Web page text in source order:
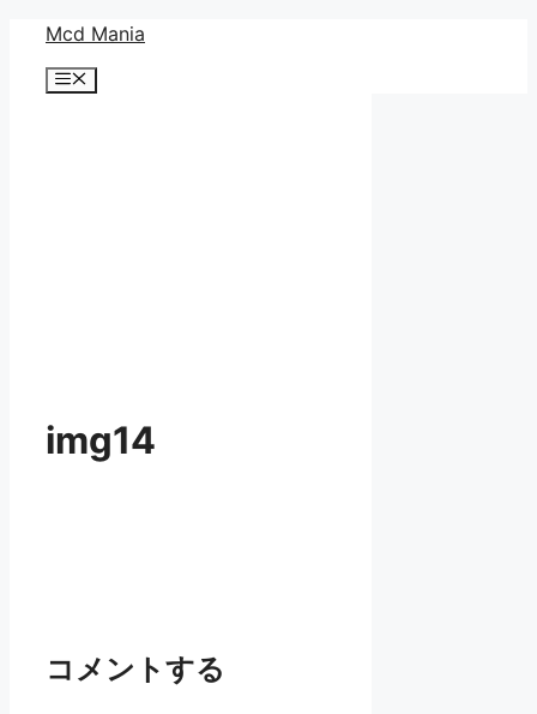
Mcd Mania
メ
img14
コメントする